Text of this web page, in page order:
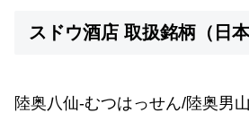
スドウ酒店 取扱銘柄（日本
陸奥八仙-むつはっせん/陸奥男